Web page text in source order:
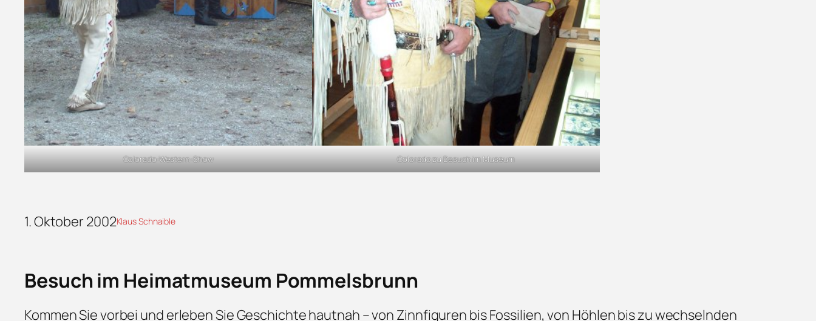
Colorado-Western-Show Colorado zu Besuch im Museum
1. Oktober 2002Klaus Schnaible
Besuch im Heimatmuseum Pommelsbrunn
Kommen Sie vorbei und erleben Sie Geschichte hautnah – von Zinnfiguren bis Fossilien, von Höhlen bis zu wechselnden